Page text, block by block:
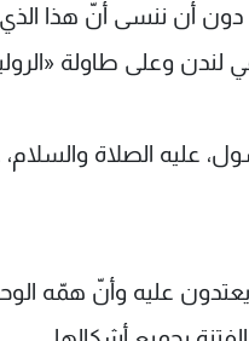
دون أن ننسى أنّ هذا
وعلى طاولة
عليه الصلاة
يعتدون عليه وأنّ همّه